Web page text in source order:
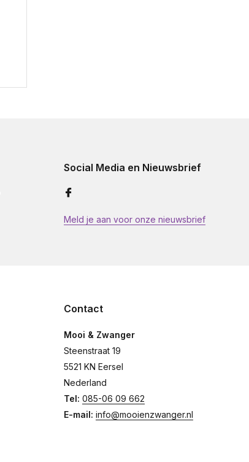
Social Media en Nieuwsbrief
Meld je aan voor onze nieuwsbrief
Contact
Mooi & Zwanger
Steenstraat 19
5521 KN Eersel
Nederland
Tel: 085-06 09 662
E-mail: info@mooienzwanger.nl